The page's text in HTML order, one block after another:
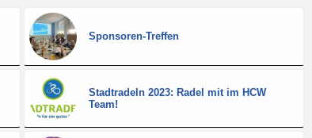
Sponsoren-Treffen
Stadtradeln 2023: Radel mit im HCW
Team!